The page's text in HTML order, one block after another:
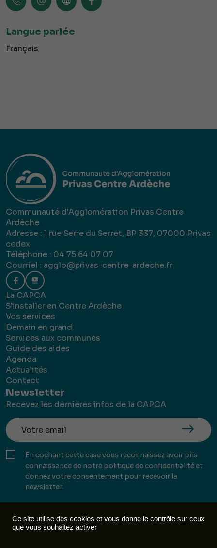
Langue parlée
Français
Communauté d'Agglomération Privas Centre
Ardèche
Adresse : 1 rue Serre du Serret, BP 337, 07000 Privas
cedex
Téléphone : 04 75 64 07 07
Courriel : agglo@privas-centre-ardeche.fr
La CAPCA
S’installer en Centre Ardèche
Vos services
Demain en grand
Services aux communes
Guide des aides
Agenda
Actualités
Contact
Newsletter
Recevez les dernières infos de la CAPCA
En cochant cette case vous reconnaissez avoir pris
connaissance de notre politique de confidentialité et
donnez votre consentement pour recevoir la
newsletter.
Ce site utilise des cookies et vous donne le contrôle sur ceux
que vous souhaitez activer